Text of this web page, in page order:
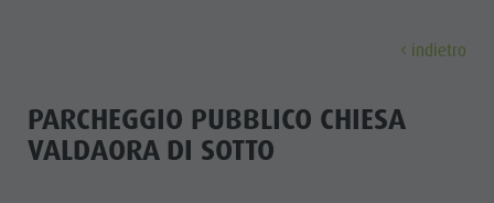
Malghe & Rifugi
MTB - Bici
Guest Pass Plan de Corones
Famiglia & bambini
indietro
PARCHEGGIO PUBBLICO CHIESA
VALDAORA DI SOTTO